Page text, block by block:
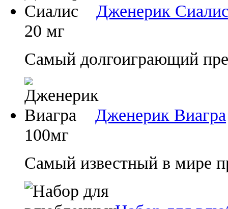
Дженерик
20 мг
Самый долгоиграющий
Дженерик Виагра
100мг
Самый известный в мире